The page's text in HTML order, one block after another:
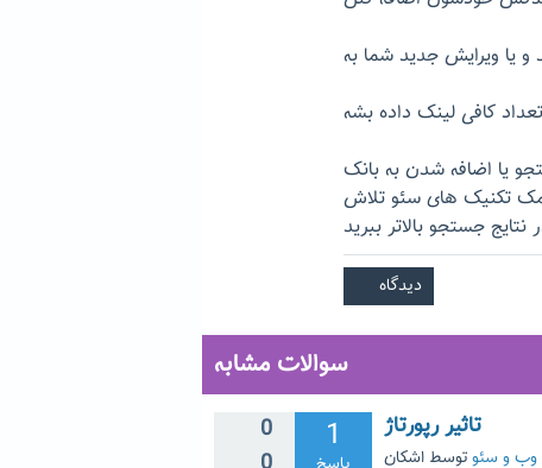
یا اضافه شدن به بانک
تکنیک های سئو تلاش
سوالات مشابه
0
1 تاثیر رپورتاژ
وب و سئوتوسط اشکان